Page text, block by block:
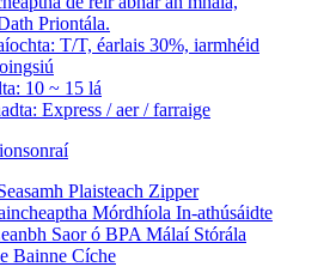
Priontála.
T/T, éarlais 30%, iarmhéid
10 ~ 15 lá
Express / aer / farraige